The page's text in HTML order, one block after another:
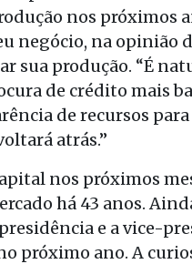
nos próximos
negócio, na opinião
sua produção. “É
de crédito mais
de recursos
atrás.”
nos próximos
há 43 anos.
e a vice-
próximo ano. A